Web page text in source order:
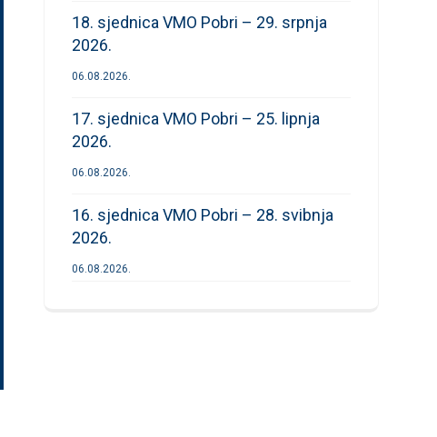
18. sjednica VMO Pobri – 29. srpnja
2026.
06.08.2026.
17. sjednica VMO Pobri – 25. lipnja
2026.
06.08.2026.
16. sjednica VMO Pobri – 28. svibnja
2026.
06.08.2026.